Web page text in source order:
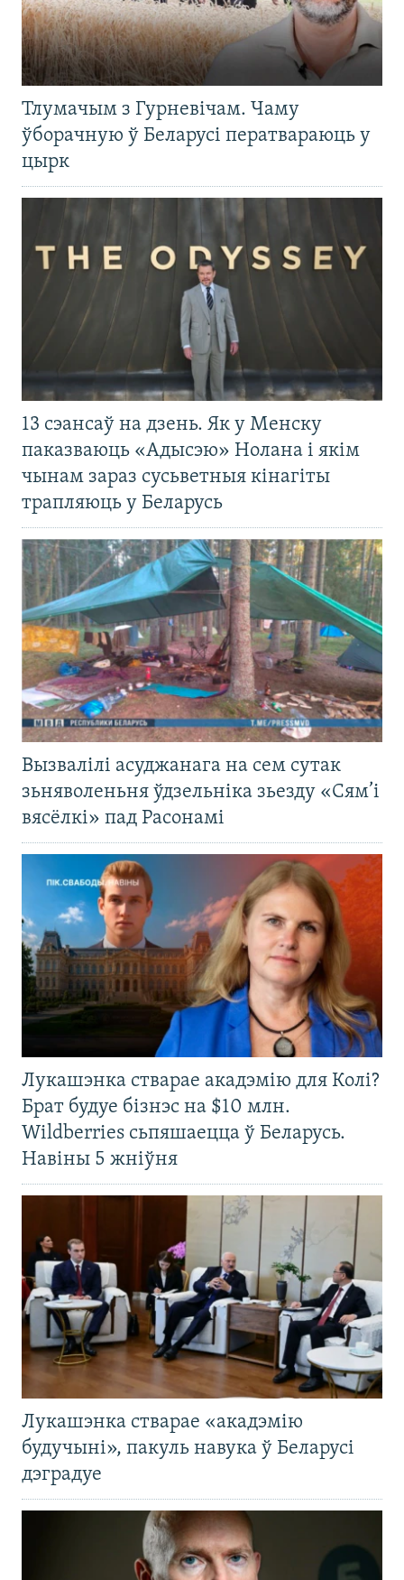
Тлумачым з Гурневічам. Чаму
ўборачную ў Беларусі ператвараюць у
цырк
13 сэансаў на дзень. Як у Менску
паказваюць «Адысэю» Нолана і якім
чынам зараз сусьветныя кінагіты
трапляюць у Беларусь
Вызвалілі асуджанага на сем сутак
зьняволеньня ўдзельніка зьезду «Сям’і
вясёлкі» пад Расонамі
Лукашэнка стварае акадэмію для Колі?
Брат будуе бізнэс на $10 млн.
Wildberries сьпяшаецца ў Беларусь.
Навіны 5 жніўня
Лукашэнка стварае «акадэмію
будучыні», пакуль навука ў Беларусі
дэградуе